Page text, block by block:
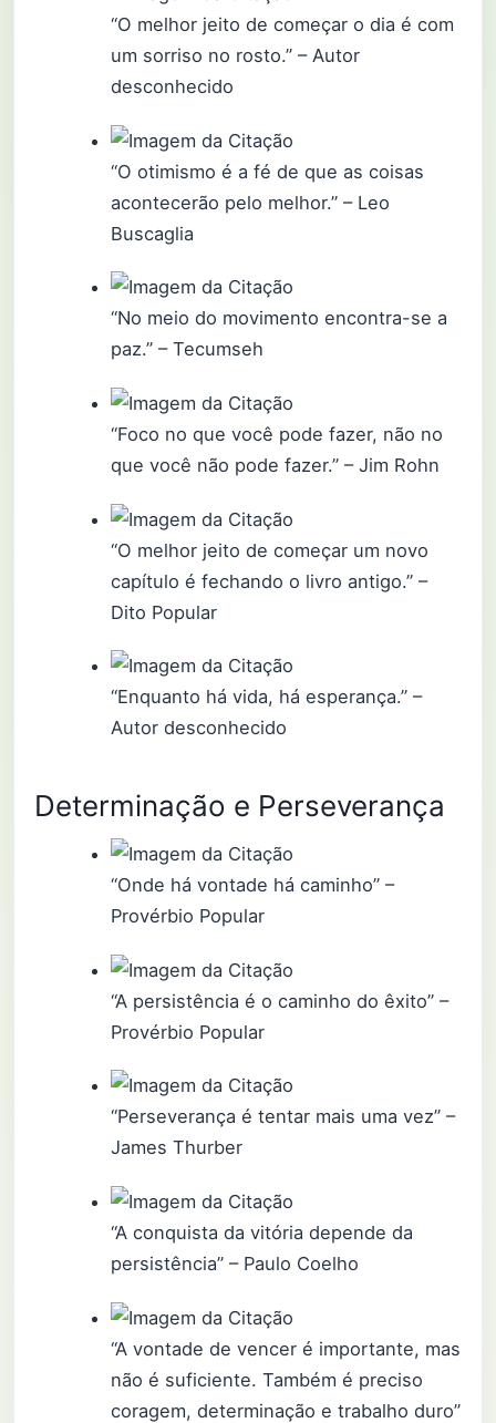
“O melhor jeito de começar o dia é com
um sorriso no rosto.” – Autor
desconhecido
“O otimismo é a fé de que as coisas
acontecerão pelo melhor.” – Leo
Buscaglia
“No meio do movimento encontra-se a
paz.” – Tecumseh
“Foco no que você pode fazer, não no
que você não pode fazer.” – Jim Rohn
“O melhor jeito de começar um novo
capítulo é fechando o livro antigo.” –
Dito Popular
“Enquanto há vida, há esperança.” –
Autor desconhecido
Determinação e Perseverança
“Onde há vontade há caminho” –
Provérbio Popular
“A persistência é o caminho do êxito” –
Provérbio Popular
“Perseverança é tentar mais uma vez” –
James Thurber
“A conquista da vitória depende da
persistência” – Paulo Coelho
“A vontade de vencer é importante, mas
não é suficiente. Também é preciso
coragem, determinação e trabalho duro”